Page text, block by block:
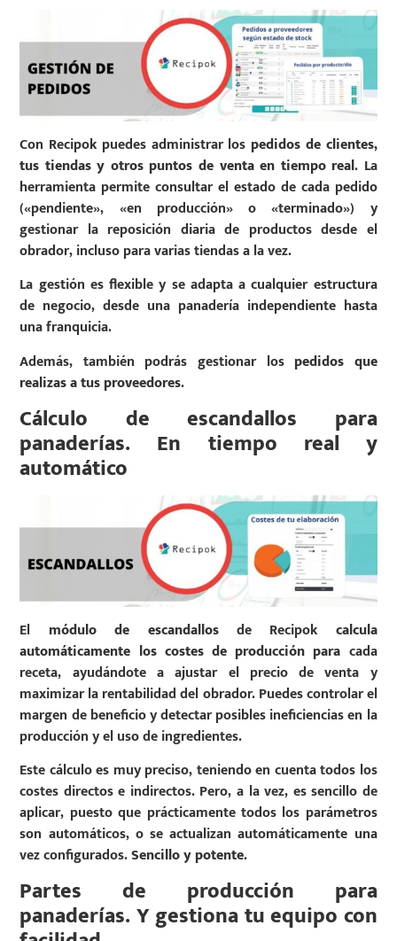
Con Recipok puedes administrar los pedidos de clientes,
tus tiendas y otros puntos de venta en tiempo real. La
herramienta permite consultar el estado de cada pedido
(«pendiente», «en producción» o «terminado») y
gestionar la reposición diaria de productos desde el
obrador, incluso para varias tiendas a la vez.
La gestión es flexible y se adapta a cualquier estructura
de negocio, desde una panadería independiente hasta
una franquicia.
Además, también podrás gestionar los pedidos que
realizas a tus proveedores.
Cálculo de escandallos para
panaderías. En tiempo real y
automático
El módulo de escandallosde Recipok calcula
automáticamente los costes de producción para cada
receta, ayudándote a ajustar el precio de venta y
maximizar la rentabilidad del obrador. Puedes controlar el
margen de beneficio y detectar posibles ineficiencias en la
producción y el uso de ingredientes.
Este cálculo es muy preciso, teniendo en cuenta todos los
costes directos e indirectos. Pero, a la vez, es sencillo de
aplicar, puesto que prácticamente todos los parámetros
son automáticos, o se actualizan automáticamente una
vez configurados.Sencillo y potente.
Partes de producción para
panaderías. Y gestiona tu equipo con